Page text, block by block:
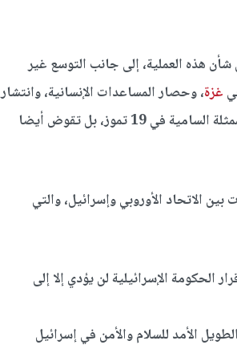
هذه العملية، إلى جانب التوسع غير
غزة، وحصار المساعدات الإنسانية، وانتشار
المجاعة، لا تنتهك فقط الاتفاق مع الاتحاد الأوروبي الذي أعلنته الممثلة السامية في 19 تموز، بل تقوض أيضا
الاتحاد الأوروبي وإسرائيل، والتي
الحكومة الإسرائيلية لن يؤدي إلا إلى
الأمد للسلام والأمن في إسرائيل